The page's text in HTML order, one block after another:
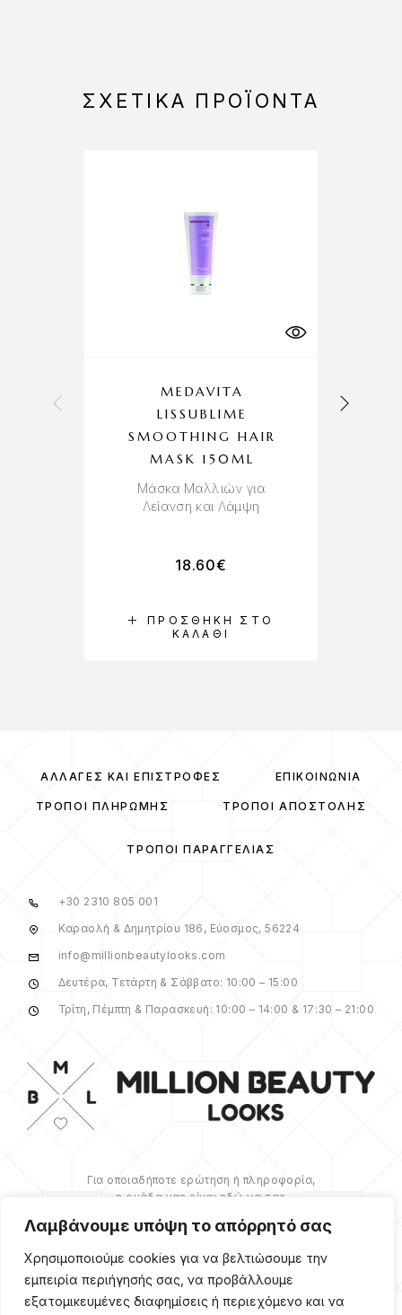
Λαμβάνουμε υπόψη το απόρρητό σας
Χρησιμοποιούμε cookies για να βελτιώσουμε την
εμπειρία περιήγησής σας, να προβάλλουμε
εξατομικευμένες διαφημίσεις ή περιεχόμενο και να
ΣΧΕΤΙΚΆ ΠΡΟΪΌΝΤΑ
ΠΡΟΣΘΉΚΗ ΣΤΟ
ΚΑΛΆΘΙ
MEDAVITA
LISSUBLIME
SMOOTHING HAIR
MASK 150ML
Μάσκα Μαλλιών για
Λείανση και Λάμψη
18.60€
ΑΛΛΑΓΈΣ ΚΑΙ ΕΠΙΣΤΡΟΦΈΣ ΕΠΙΚΟΙΝΩΝΊΑ
ΤΡΌΠΟΙ ΠΛΗΡΩΜΉΣ ΤΡΌΠΟΙ ΑΠΟΣΤΟΛΉΣ
ΤΡΌΠΟΙ ΠΑΡΑΓΓΕΛΊΑΣ
+30 2310 805 001
Καραολή & Δημητρίου 186, Εύοσμος, 56224
info@millionbeautylooks.com
Δευτέρα, Τετάρτη & Σάββατο: 10:00 – 15:00
Τρίτη, Πέμπτη & Παρασκευή: 10:00 – 14:00 & 17:30 – 21:00
Για οποιαδήποτε ερώτηση ή πληροφορία,
η ομάδα μας είναι εδώ να σας
βοηθήσουμε.
ΠΕΡΙΣΣΌΤΕΡΑ